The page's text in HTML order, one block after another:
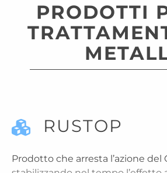
PRODOTTI
RUSTOP
Prodotto che arresta l’azione del